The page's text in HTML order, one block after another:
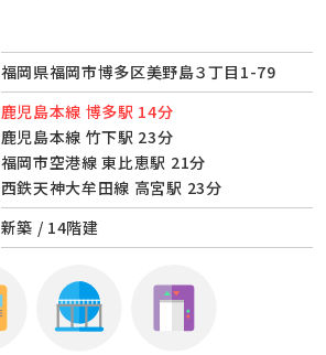
福岡県福岡市博多区美野島３丁目1-79
鹿児島本線 博多駅 14分
鹿児島本線 竹下駅 23分
福岡市空港線 東比恵駅 21分
西鉄天神大牟田線 高宮駅 23分
新築 / 14階建